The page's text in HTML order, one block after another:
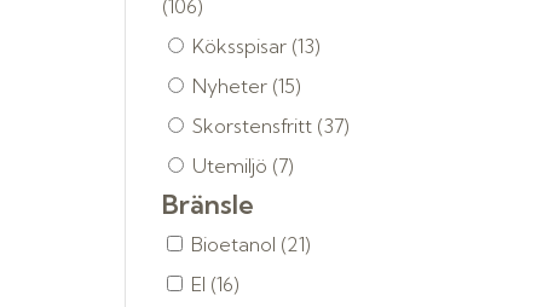
(106)
Köksspisar (13)
Nyheter (15)
Skorstensfritt (37)
Utemiljö (7)
Bränsle
Bioetanol (21)
El (16)